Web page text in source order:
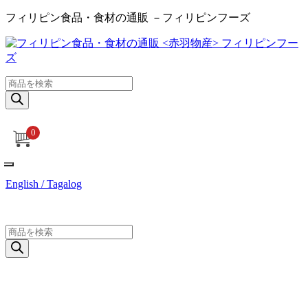
フィリピン食品・食材の通販 －フィリピンフーズ
商
品
検
0
English / Tagalog
商
品
検